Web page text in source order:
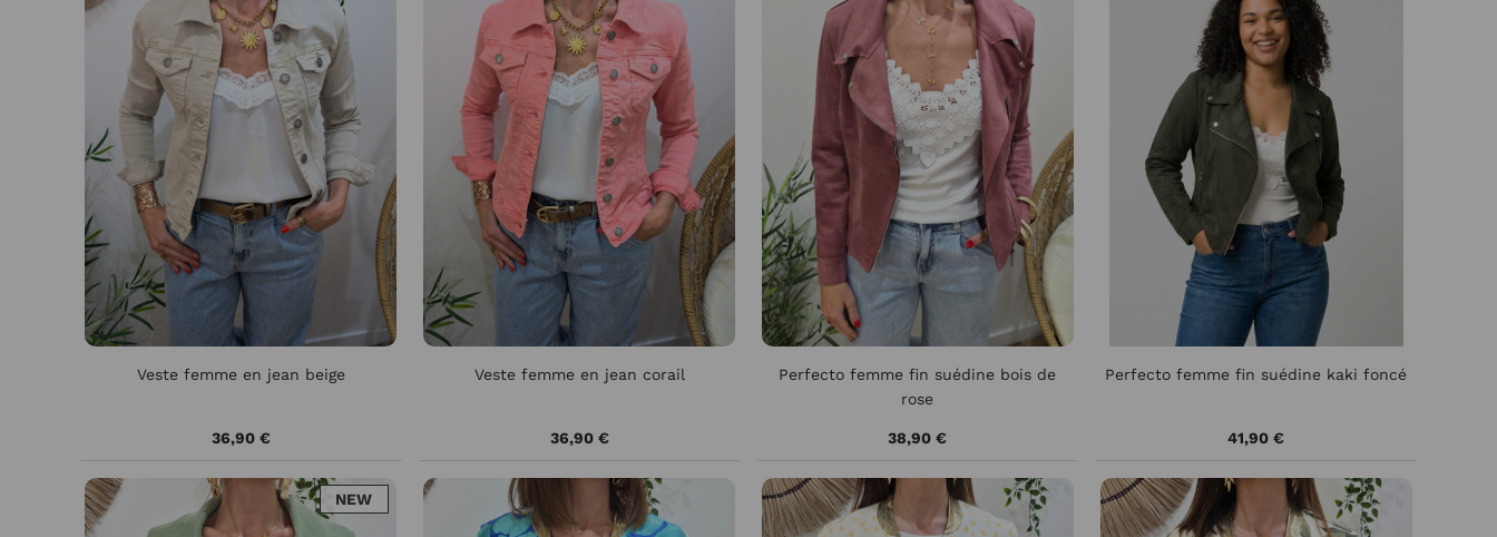
Veste femme en jean beige
36,90 €
Veste femme en jean corail
36,90 €
Perfecto femme fin suédine bois de
rose
38,90 €
Perfecto femme fin suédine kaki foncé
41,90 €
NEW